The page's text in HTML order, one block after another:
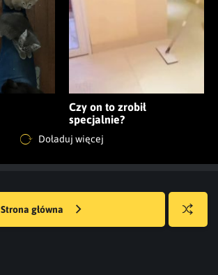
Czy on to zrobił
specjalnie?
Doładuj więcej
Strona główna